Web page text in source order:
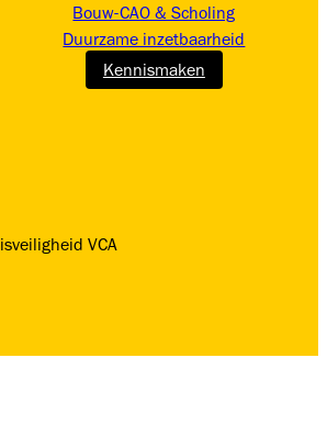
Bouw-CAO & Scholing
Duurzame inzetbaarheid
Kennismaken
VCA